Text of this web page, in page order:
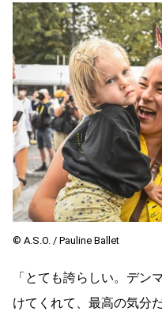
©︎ A.S.O. / Pauline Ballet
「とても誇らしい。デン
けてくれて、最高の気分